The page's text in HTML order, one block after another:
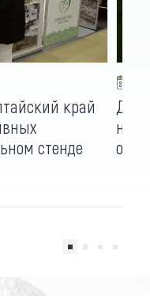
край
стенде
Для